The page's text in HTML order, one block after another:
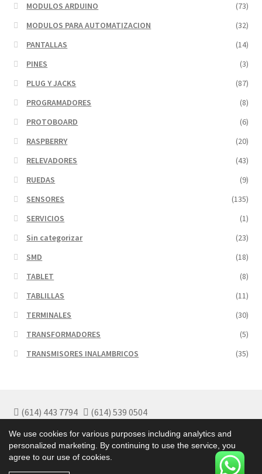
MODULOS ARDUINO
(73)
MODULOS PARA AUTOMATIZACION
(32)
PANTALLAS
(14)
PINES
(3)
PLUG Y JACKS
(87)
PROGRAMADORES
(8)
PROTOBOARD
(6)
RASPBERRY
(20)
RELEVADORES
(43)
RUEDAS
(9)
SENSORES
(135)
SERVICIOS
(1)
Sin categorizar
(23)
SMD
(18)
TABLET
(8)
TABLILLAS
(11)
TERMINALES
(30)
TRANSFORMADORES
(5)
TRANSMISORES INALAMBRICOS
(35)
(614) 443 7794
(614) 539 0504
Políticas de Privacidad
Términos y Condiciones
We use cookies for various purposes including analytics and
personalized marketing. By continuing to use the service, you
agree to our use of cookies.